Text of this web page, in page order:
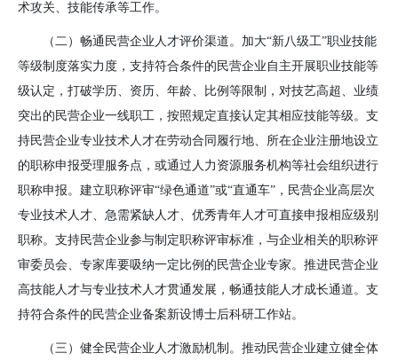
术攻关、技能传承等工作。
（二）畅通民营企业人才评价渠道。 加大“新八级工”职业技能
等级制度落实力度，支持符合条件的民营企业自主开展职业技能等
级认定，打破学历、资历、年龄、比例等限制，对技艺高超、业绩
突出的民营企业一线职工，按照规定直接认定其相应技能等级。支
持民营企业专业技术人才在劳动合同履行地、所在企业注册地设立
的职称申报受理服务点，或通过人力资源服务机构等社会组织进行
职称申报。建立职称评审“绿色通道”或“直通车”，民营企业高层次
专业技术人才、急需紧缺人才、优秀青年人才可直接申报相应级别
职称。支持民营企业参与制定职称评审标准，与企业相关的职称评
审委员会、专家库要吸纳一定比例的民营企业专家。推进民营企业
高技能人才与专业技术人才贯通发展，畅通技能人才成长通道。支
持符合条件的民营企业备案新设博士后科研工作站。
（三）健全民营企业人才激励机制。 推动民营企业建立健全体